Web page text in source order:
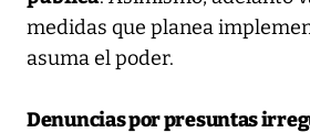
medidas que planea
asuma el poder.
Denuncias por presuntas